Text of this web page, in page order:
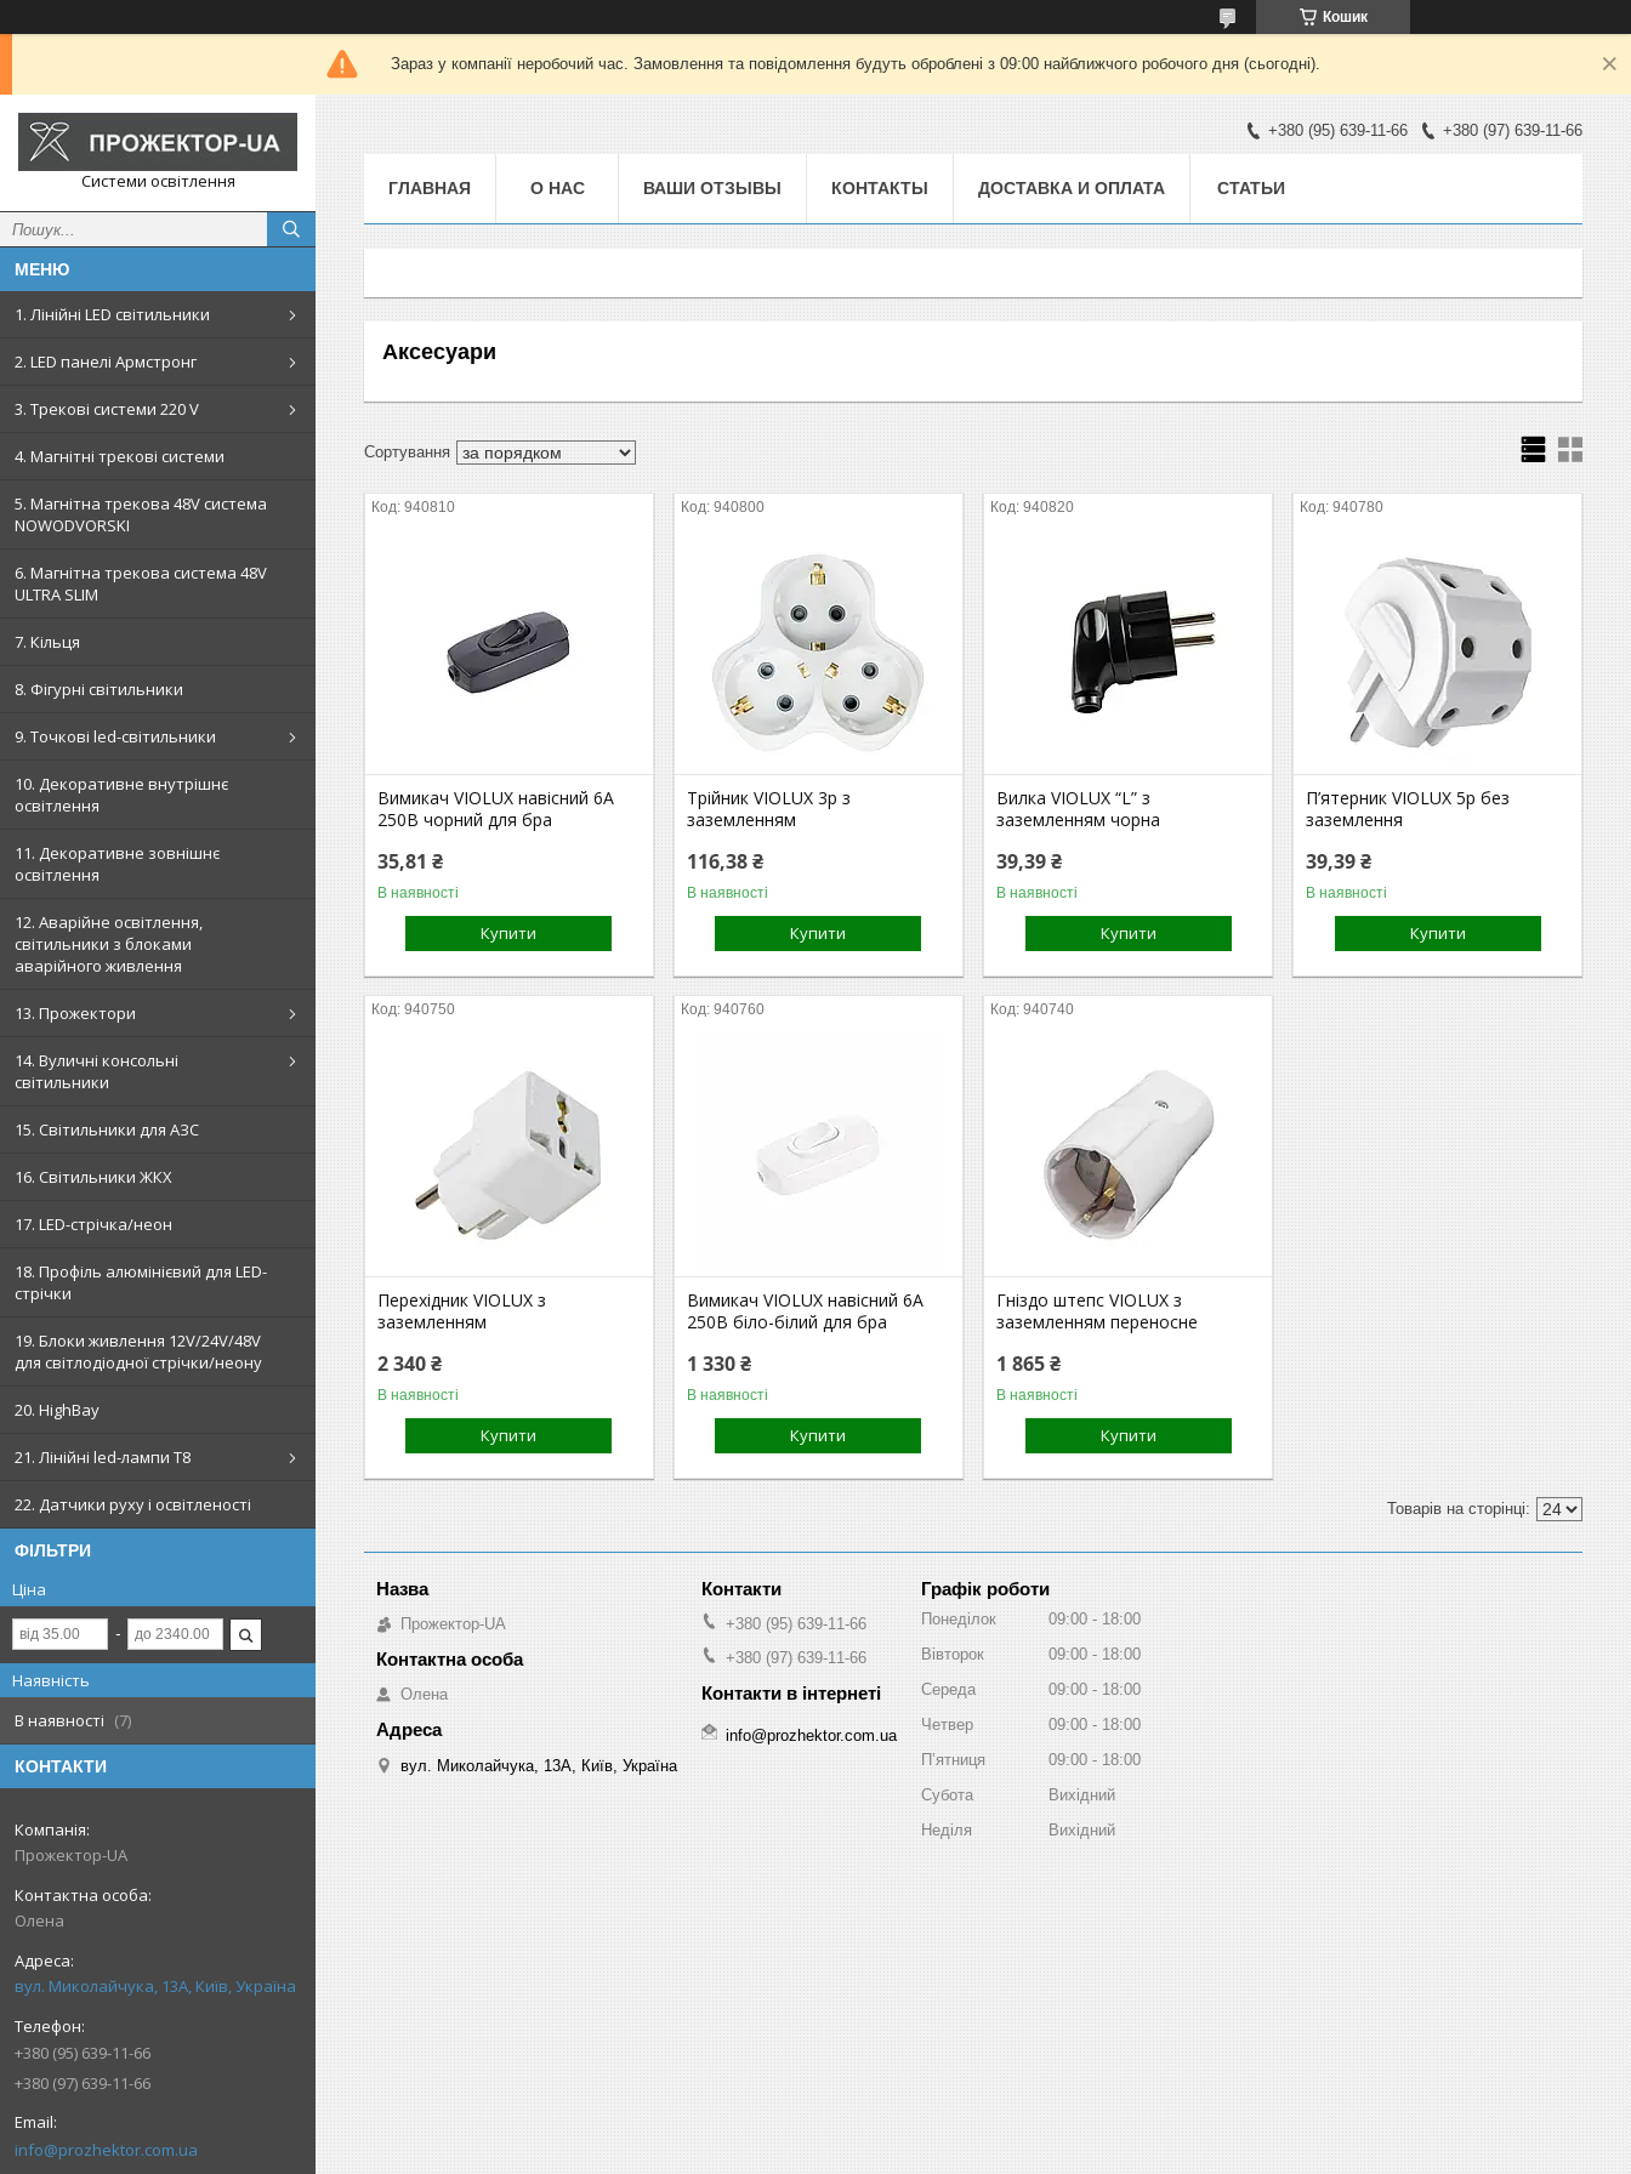
Кошик
Зараз у компанії неробочий час. Замовлення та повідомлення будуть оброблені з 09:00 найближчого робочого дня (сьогодні).
Системи освітлення
1. Лінійні LED світильники
2. LED панелі Армстронг
3. Трекові системи 220 V
4. Магнітні трекові системи
5. Магнітна трекова 48V система
NOWODVORSKI
6. Магнітна трекова система 48V
ULTRA SLIM
7. Кільця
8. Фігурні світильники
9. Точкові led-світильники
10. Декоративне внутрішнє
освітлення
11. Декоративне зовнішнє
освітлення
12. Аварійне освітлення,
світильники з блоками
аварійного живлення
13. Прожектори
14. Вуличні консольні
світильники
15. Світильники для АЗС
16. Світильники ЖКХ
17. LED-стрічка/неон
18. Профіль алюмінієвий для LED-
стрічки
19. Блоки живлення 12V/24V/48V
для світлодіодної стрічки/неону
20. HighBay
21. Лінійні led-лампи T8
22. Датчики руху і освітленості
ФІЛЬТРИ
Ціна
Наявність
В наявності
7
КОНТАКТИ
Прожектор-UA
Олена
вул. Миколайчука, 13А, Київ, Україна
+380 (95) 639-11-66
+380 (97) 639-11-66
info@prozhektor.com.ua
+380 (95) 639-11-66 +380 (97) 639-11-66
ГЛАВНАЯ О НАС ВАШИ ОТЗЫВЫ КОНТАКТЫ ДОСТАВКА И ОПЛАТА СТАТЬИ
Аксесуари
940810
Вимикач VIOLUX навісний 6А
250В чорний для бра
35,81 ₴
В наявності
Купити
940800
Трійник VIOLUX 3р з
заземленням
116,38 ₴
В наявності
Купити
940820
Вилка VIOLUX “L” з
заземленням чорна
39,39 ₴
В наявності
Купити
940780
П’ятерник VIOLUX 5р без
заземлення
39,39 ₴
В наявності
Купити
940750
Перехідник VIOLUX з
заземленням
2 340 ₴
В наявності
Купити
940760
Вимикач VIOLUX навісний 6А
250В біло-білий для бра
1 330 ₴
В наявності
Купити
940740
Гніздо штепс VIOLUX з
заземленням переносне
1 865 ₴
В наявності
Купити
Прожектор-UA
Олена
вул. Миколайчука, 13А, Київ, Україна
+380 (95) 639-11-66
+380 (97) 639-11-66
info@prozhektor.com.ua
Графік роботи
Понеділок 09:00
18:00
Вівторок
09:00
18:00
Середа
09:00
18:00
Четвер
09:00
18:00
Пʼятниця
09:00
18:00
Субота
Вихідний
Неділя
Вихідний